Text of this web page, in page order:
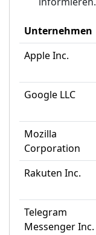
Unternehmen
Apple Inc.
Google LLC
Mozilla
Corporation
Rakuten Inc.
Telegram
Messenger Inc.